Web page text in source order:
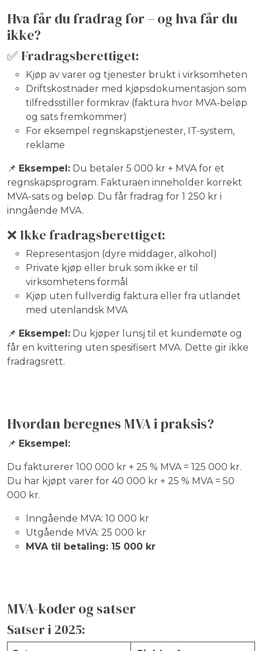
Hva får du fradrag for – og hva får du
ikke?
✅ Fradragsberettiget:
Kjøp av varer og tjenester brukt i virksomheten
Driftskostnader med kjøpsdokumentasjon som
tilfredsstiller formkrav (faktura hvor MVA-beløp
og sats fremkommer)
For eksempel regnskapstjenester, IT-system,
reklame
📌 Eksempel: Du betaler 5 000 kr + MVA for et
regnskapsprogram. Fakturaen inneholder korrekt
MVA-sats og beløp. Du får fradrag for 1 250 kr i
inngående MVA.
❌ Ikke fradragsberettiget:
Representasjon (dyre middager, alkohol)
Private kjøp eller bruk som ikke er til
virksomhetens formål
Kjøp uten fullverdig faktura eller fra utlandet
med utenlandsk MVA
📌 Eksempel: Du kjøper lunsj til et kundemøte og
får en kvittering uten spesifisert MVA. Dette gir ikke
fradragsrett.
Hvordan beregnes MVA i praksis?
📌 Eksempel:
Du fakturerer 100 000 kr + 25 % MVA = 125 000 kr.
Du har kjøpt varer for 40 000 kr + 25 % MVA = 50
000 kr.
Inngående MVA: 10 000 kr
Utgående MVA: 25 000 kr
MVA til betaling: 15 000 kr
MVA-koder og satser
Satser i 2025: